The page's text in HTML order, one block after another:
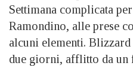
Settimana complicata
Ramondino, alle prese
alcuni elementi.
due giorni, afflitto da un